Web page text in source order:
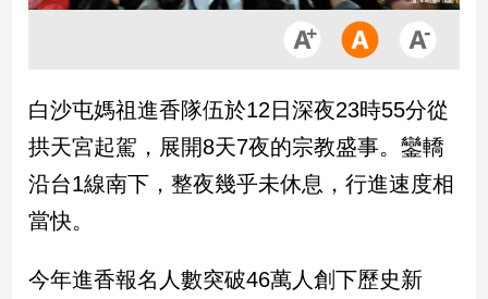
品
政
治
政
治
焦
品
白沙屯媽祖進香隊伍於12日深夜23時55分從
拱天宮起駕，展開8天7夜的宗教盛事。鑾轎
沿台1線南下，整夜幾乎未休息，行進速度相
當快。
今年進香報名人數突破46萬人創下歷史新